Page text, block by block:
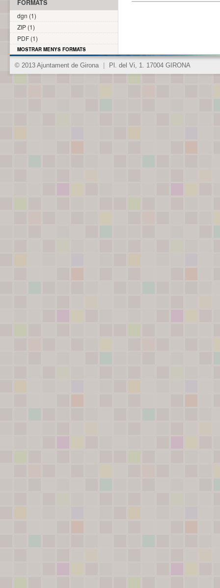
FORMATS
dgn (1)
ZIP (1)
PDF (1)
MOSTRAR MENYS FORMATS
© 2013 Ajuntament de Girona Pl. del Vi, 1. 17004 GIRONA